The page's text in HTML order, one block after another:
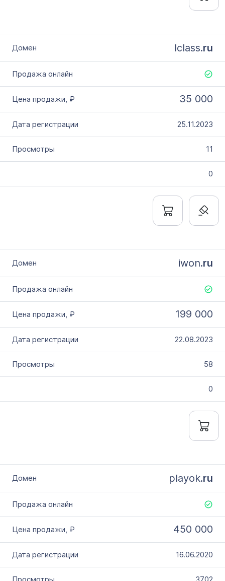
lclass.ru
35 000
25.11.2023
11
0
iwon.ru
199 000
22.08.2023
58
0
playok.ru
450 000
16.06.2020